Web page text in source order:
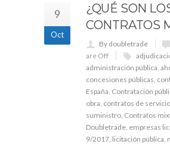
9
Oct
¿QUÉ SON
CONTRATOS
By doubletrade
are Off
administración pública
concesiones públicas
España Contratación
obra contratos de
suministro Contratos
Doubletrade empresas
9/2017 licitación pública